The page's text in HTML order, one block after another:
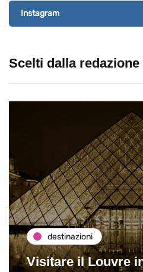
Instagram
Scelti dalla redazione
destinazioni
Visitare il Louvre